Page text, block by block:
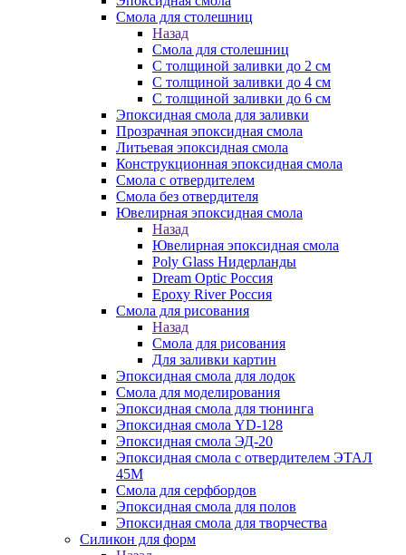
Смола для столешниц
Назад
Смола для столешниц
С толщиной заливки до 2 см
С толщиной заливки до 4 см
С толщиной заливки до 6 см
Эпоксидная смола для заливки
Прозрачная эпоксидная смола
Литьевая эпоксидная смола
Конструкционная эпоксидная смола
Смола с отвердителем
Смола без отвердителя
Ювелирная эпоксидная смола
Назад
Ювелирная эпоксидная смола
Poly Glass Нидерланды
Dream Optic Россия
Epoxy River Россия
Смола для рисования
Назад
Смола для рисования
Для заливки картин
Эпоксидная смола для лодок
Смола для моделирования
Эпоксидная смола для тюнинга
Эпоксидная смола YD-128
Эпоксидная смола ЭД-20
Эпоксидная смола с отвердителем ЭТАЛ
45М
Смола для серфбордов
Эпоксидная смола для полов
Эпоксидная смола для творчества
Силикон для форм